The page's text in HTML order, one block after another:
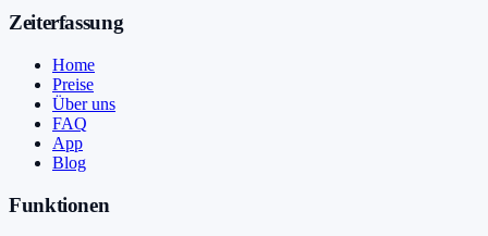
Zeiterfassung
Home
Preise
Über uns
FAQ
App
Blog
Funktionen